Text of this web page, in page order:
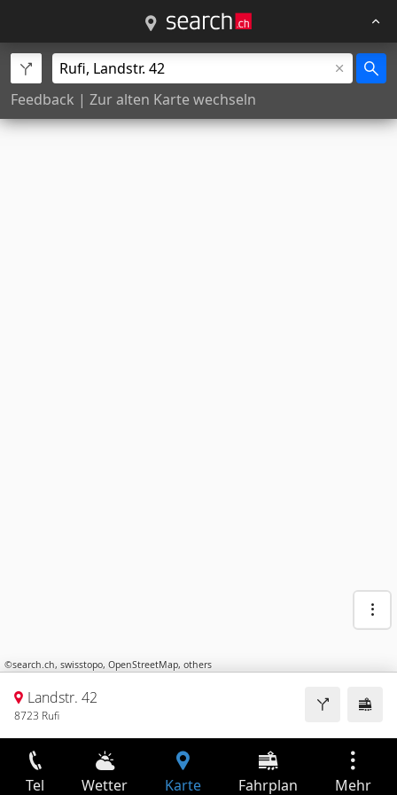
Feedback | Zur alten Karte wechseln
©search.ch, swisstopo, OpenStreetMap, others
Landstr. 42
8723 Rufi
Tel Wetter Karte Fahrplan Mehr